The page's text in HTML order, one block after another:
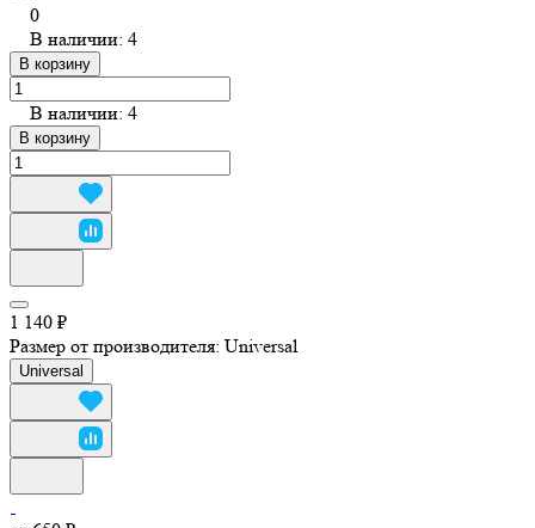
0
В наличии: 4
В корзину
В наличии: 4
В корзину
1 140 ₽
Размер от производителя: Universal
Universal